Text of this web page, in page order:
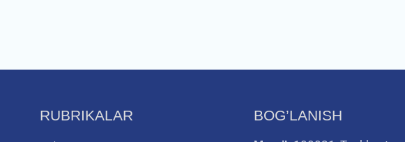
RUBRIKALAR BOG’LANISH